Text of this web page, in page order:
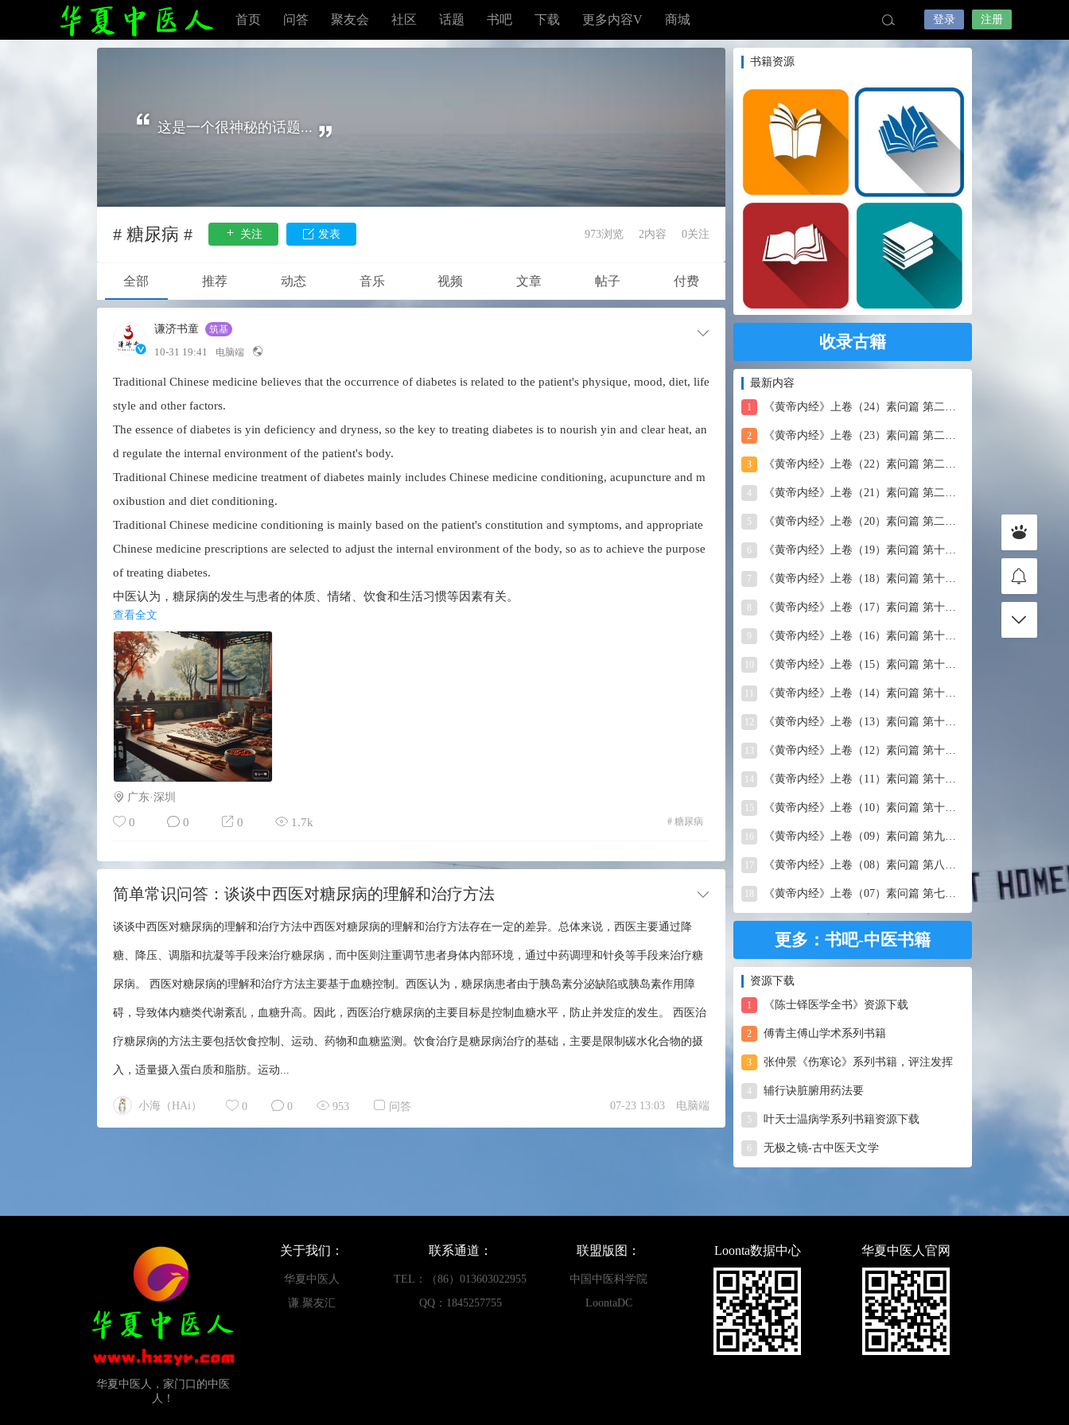
首页 问答 聚友会 社区 话题 书吧 下载 更多内容V 商城 登录 注册
书籍资源
收录古籍
最新内容
1 《黄帝内经》上卷（24）素问篇 第二十四篇 血气形志篇第
2 《黄帝内经》上卷（23）素问篇 第二十三篇 宣明五气
3 《黄帝内经》上卷（22）素问篇 第二十二篇 藏气法时论
4 《黄帝内经》上卷（21）素问篇 第二十一篇 经脉别论
5 《黄帝内经》上卷（20）素问篇 第二十篇 三部九候论
6 《黄帝内经》上卷（19）素问篇 第十九篇 玉机真藏论
7 《黄帝内经》上卷（18）素问篇 第十八篇 平人气象论
《黄帝内经》上卷（17）素问篇 第十七篇 脉要精微论
9 《黄帝内经》上卷（16）素问篇 第十六篇 诊要经终论
《黄帝内经》上卷（15）素问篇 第十五篇 玉版论要
《黄帝内经》上卷（14）素问篇 第十四篇 汤液醪醴论
12 《黄帝内经》上卷（13）素问篇 第十三篇 移精变气论
13 《黄帝内经》上卷（12）素问篇 第十二篇 异法方宜论
14 《黄帝内经》上卷（11）素问篇 第十一篇 五藏别论
15 《黄帝内经》上卷（10）素问篇 第十篇 五藏生成
16 《黄帝内经》上卷（09）素问篇 第九篇 六节藏象论
17 《黄帝内经》上卷（08）素问篇 第八篇 灵兰秘典论
《黄帝内经》上卷（07）素问篇 第七篇 阴阳别论
更多：书吧-中医书籍
资源下载
1 《陈士铎医学全书》资源下载
2 傅青主傅山学术系列书籍
3 张仲景《伤寒论》系列书籍，评注发挥
4 辅行诀脏腑用药法要
5 叶天士温病学系列书籍资源下载
6 无极之镜-古中医天文学
这是一个很神秘的话题...
# 糖尿病 # 关注 发表 973浏览 2内容 0关注
全部 推荐 动态 音乐 视频 文章 帖子 付费
谦济书童 筑基
10-31 19:41 电脑端
Traditional Chinese medicine believes that the occurrence of diabetes is related to the patient's physique, mood, diet, life
style and other factors.
The essence of diabetes is yin deficiency and dryness, so the key to treating diabetes is to nourish yin and clear heat, an
d regulate the internal environment of the patient's body.
Traditional Chinese medicine treatment of diabetes mainly includes Chinese medicine conditioning, acupuncture and m
oxibustion and diet conditioning.
Traditional Chinese medicine conditioning is mainly based on the patient's constitution and symptoms, and appropriate
Chinese medicine prescriptions are selected to adjust the internal environment of the body, so as to achieve the purpose
of treating diabetes.
中医认为，糖尿病的发生与患者的体质、情绪、饮食和生活习惯等因素有关。
糖尿病的本质是阴虚燥热，因此治疗糖尿病的关键是滋阴清热，调节患者身体内部环境。
中医治疗糖尿病的方法主要包括中药调理、针灸和饮食调理。
中药调理主要是根据患者的体质和症状，选用适当的中药方剂来调节身体内部环境，达到治疗糖尿病的目的。
查看全文
广东·深圳
0 0 0 1.7k # 糖尿病
简单常识问答：谈谈中西医对糖尿病的理解和治疗方法
谈谈中西医对糖尿病的理解和治疗方法中西医对糖尿病的理解和治疗方法存在一定的差异。总体来说，西医主要通过降
糖、降压、调脂和抗凝等手段来治疗糖尿病，而中医则注重调节患者身体内部环境，通过中药调理和针灸等手段来治疗糖
尿病。 西医对糖尿病的理解和治疗方法主要基于血糖控制。西医认为，糖尿病患者由于胰岛素分泌缺陷或胰岛素作用障
碍，导致体内糖类代谢紊乱，血糖升高。因此，西医治疗糖尿病的主要目标是控制血糖水平，防止并发症的发生。 西医治
疗糖尿病的方法主要包括饮食控制、运动、药物和血糖监测。饮食治疗是糖尿病治疗的基础，主要是限制碳水化合物的摄
入，适量摄入蛋白质和脂肪。运动...
小海（HAi） 0 0 953 问答 07-23 13:03 电脑端
华夏中医人，家门口的中医
人！
关于我们：
华夏中医人
谦.聚友汇
联系通道：
TEL：（86）013603022955
QQ：1845257755
联盟版图：
中国中医科学院
LoontaDC
Loonta数据中心 华夏中医人官网